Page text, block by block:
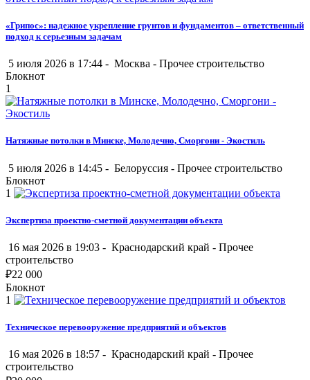
«Грипос»: надежное укрепление грунтов и фундаментов – ответственный
подход к серьезным задачам
5 июля 2026 в 17:44 - Москва - Прочее строительство
Блокнот
1
Натяжные потолки в Минске, Молодечно, Сморгони - Экостиль
5 июля 2026 в 14:45 - Белоруссия - Прочее строительство
Блокнот
1
Экспертиза проектно-сметной документации объекта
16 мая 2026 в 19:03 - Краснодарский край - Прочее
строительство
₽22 000
Блокнот
1
Техническое перевооружение предприятий и объектов
16 мая 2026 в 18:57 - Краснодарский край - Прочее
строительство